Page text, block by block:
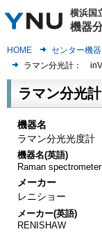
横浜国
機器
HOME センター機
ラマン分光計：
ラマン分光
機器名
ラマン分光光度計
機器名(英語)
Raman spectrometer
メーカー
レニショー
メーカー(英語)
RENISHAW